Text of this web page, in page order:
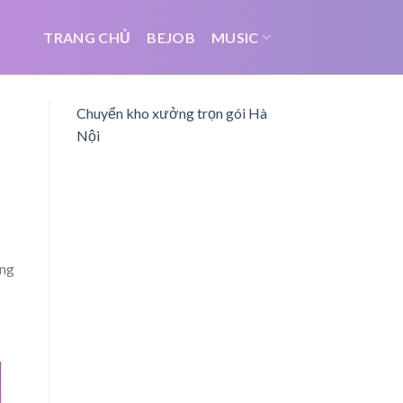
TRANG CHỦ BEJOB MUSIC
Chuyển kho xưởng trọn gói Hà
Nội